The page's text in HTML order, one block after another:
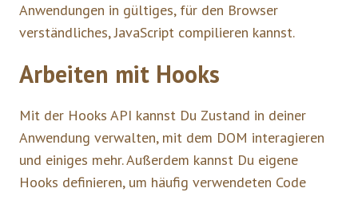
Anwendungen in gültiges, für den Browser
verständliches, JavaScript compilieren kannst.
Arbeiten mit Hooks
Mit der Hooks API kannst Du Zustand in deiner
Anwendung verwalten, mit dem DOM interagieren
und einiges mehr. Außerdem kannst Du eigene
Hooks definieren, um häufig verwendeten Code